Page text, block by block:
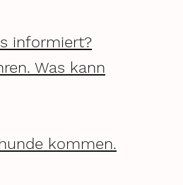
informiert?
Was kann
kommen.